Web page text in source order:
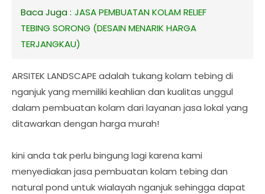
Baca Juga : JASA PEMBUATAN KOLAM RELIEF
TEBING SORONG (DESAIN MENARIK HARGA
TERJANGKAU)
ARSITEK LANDSCAPE adalah tukang kolam tebing di
nganjuk yang memiliki keahlian dan kualitas unggul
dalam pembuatan kolam dari layanan jasa lokal yang
ditawarkan dengan harga murah!
kini anda tak perlu bingung lagi karena kami
menyediakan jasa pembuatan kolam tebing dan
natural pond untuk wialayah nganjuk sehingga dapat